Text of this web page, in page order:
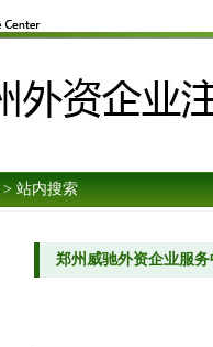
> 站内搜索
郑州威驰外资企业服